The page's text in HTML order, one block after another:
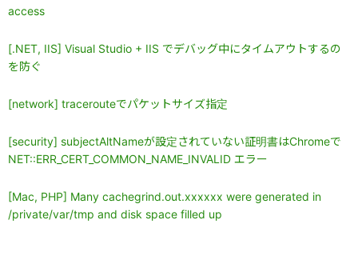
access
[.NET, IIS] Visual Studio + IIS でデバッグ中にタイムアウトするの
を防ぐ
[network] tracerouteでパケットサイズ指定
[security] subjectAltNameが設定されていない証明書はChromeで
NET::ERR_CERT_COMMON_NAME_INVALID エラー
[Mac, PHP] Many cachegrind.out.xxxxxx were generated in
/private/var/tmp and disk space filled up